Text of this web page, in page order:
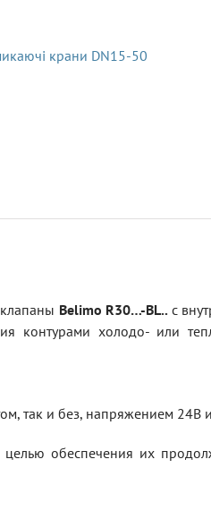
крани DN15-50
Belimo R30…-BL..с
контурами холодо- или
так и без, напряжением 24В
обеспечения их